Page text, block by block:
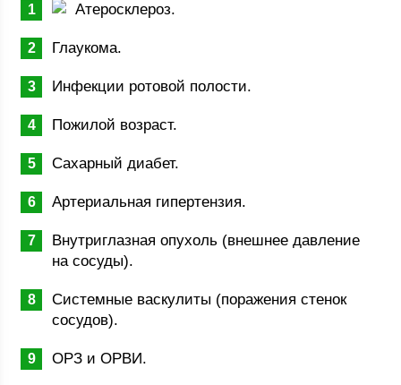
Атеросклероз.
Глаукома.
Инфекции ротовой полости.
Пожилой возраст.
Сахарный диабет.
Артериальная гипертензия.
Внутриглазная опухоль (внешнее давление
на сосуды).
Системные васкулиты (поражения стенок
сосудов).
ОРЗ и ОРВИ.